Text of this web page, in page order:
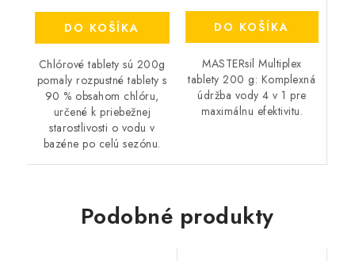
DO KOŠÍKA
Chlórové tablety sú 200g
pomaly rozpustné tablety s
90 % obsahom chlóru,
určené k priebežnej
starostlivosti o vodu v
bazéne po celú sezónu.
DO KOŠÍKA
MASTERsil Multiplex
tablety 200 g: Komplexná
údržba vody 4 v 1 pre
maximálnu efektivitu.
Podobné produkty